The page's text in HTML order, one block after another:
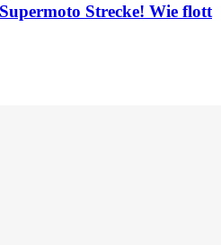
Strecke! Wie flott